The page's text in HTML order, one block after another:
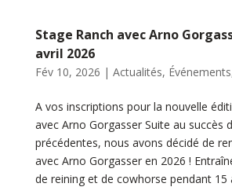
Stage Ranch avec Arno
avril 2026
Fév 10, 2026 | Actualités, Événements
A vos inscriptions pour la nouvelle
avec Arno Gorgasser Suite au succès
précédentes, nous avons décidé de
avec Arno Gorgasser en 2026 !
de reining et de cowhorse pendant 15